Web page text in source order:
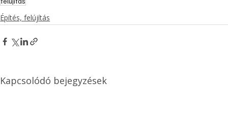
Építés, felújítás
Kapcsolódó bejegyzések